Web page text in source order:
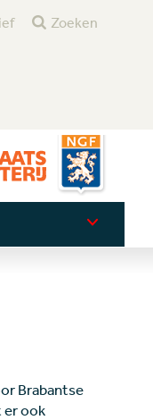
Zoeken
Brabantse
er ook